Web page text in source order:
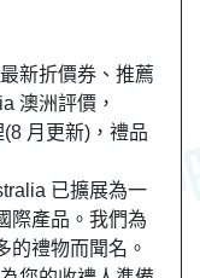
新折價券、推薦
澳洲評價，
月更新)，禮品
已擴展為一
際產品。我們為
的禮物而聞名。